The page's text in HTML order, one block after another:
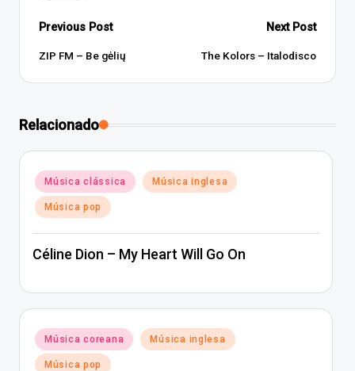
Post
navigation
Previous Post
ZIP FM – Be gėlių
Next Post
The Kolors – Italodisco
Relacionado
Posted
in
Música clássica Música inglesa
Música pop
Céline Dion – My Heart Will Go On
Posted
in
Música coreana Música inglesa
Música pop